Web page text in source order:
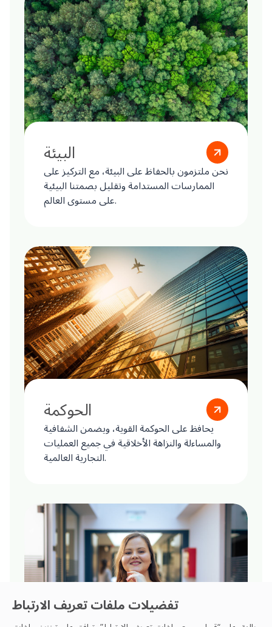
تفضيلات ملفات تعريف الارتباط
البيئة
نحن ملتزمون بالحفاظ على البيئة، مع التركيز على
الممارسات المستدامة وتقليل بصمتنا البيئية
على مستوى العالم.
الحوكمة
يحافظ على الحوكمة القوية، ويضمن الشفافية
والمساءلة والنزاهة الأخلاقية في جميع العمليات
التجارية العالمية.